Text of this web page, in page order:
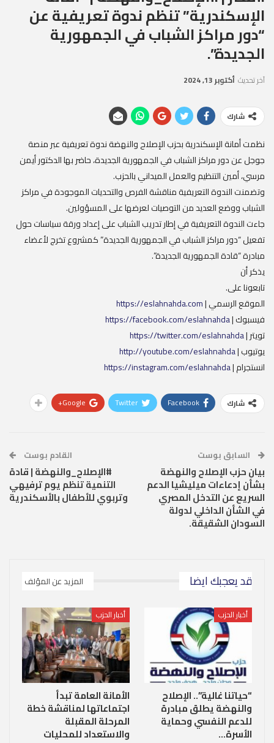
الإسكندرية” تنظم ندوة تعريفية عن
“دور مراكز الشباب في الجمهورية
الجديدة”.
آخر تحديث أكتوبر 13, 2024
شارك
نظمت أمانة الإسكندرية بحزب الإصلاح والنهضة ندوة تعريفية عبر منصة
جوجل عن دور مراكز الشباب في الجمهورية الجديدة، حاضر بها الدكتور أيمن
مرسي، أمين التنظيم والعمل الميداني بالحزب.
وتضمنت الندوة التعريفية مناقشة الفرص والتحديات الموجودة في مراكز
الشباب ووضع العديد من التوصيات لعرضها على المسؤولين.
جاءت الندوة التعريفية في إطار تدريب الشباب على إعداد ورقة سياسات حول
تفعيل “دور مراكز الشباب في الجمهورية الجديدة” كمشروع تخرج لأعضاء
مبادرة “قادة الجمهورية الجديدة”.
يذكر أن
تابعونا على.
الموقع الرسمي |https://eslahnahda.com
فيسبوك |https://facebook.com/eslahnahda
تويتر |https://twitter.com/eslahnahda
يوتيوب |http://youtube.com/eslahnahda
انستجرام |https://instagram.com/eslahnahda
شارك Facebook
Twitter
Google+
السابق بوست
بيان حزب الإصلاح والنهضة
بشأن إدعاءات ميليشيا الدعم
السريع عن التدخل المصري
في الشأن الداخلي لدولة
السودان الشقيقة.
القادم بوست
#الإصلاح_والنهضة | قادة
التنمية تنظم يوم ترفيهي
وتربوي للأطفال بالأسكندرية
قد يعجبك ايضا المزيد عن المؤلف
أخبار الحزب
“حياتنا غالية”.. الإصلاح
والنهضة يطلق مبادرة
للدعم النفسي وحماية
الأسرة…
أخبار الحزب
الأمانة العامة تبدأ
اجتماعاتها لمناقشة خطة
المرحلة المقبلة
والاستعداد للمحليات